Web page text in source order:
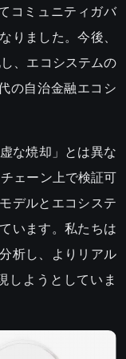
コミュニティガバ
りました。今後、
、エコシステムの
の自治金融エコシ
な焼却」とは異な
ェーン上で検証可
デルとエコシステ
います。私たちは
析し、よりリアル
しようとしていま